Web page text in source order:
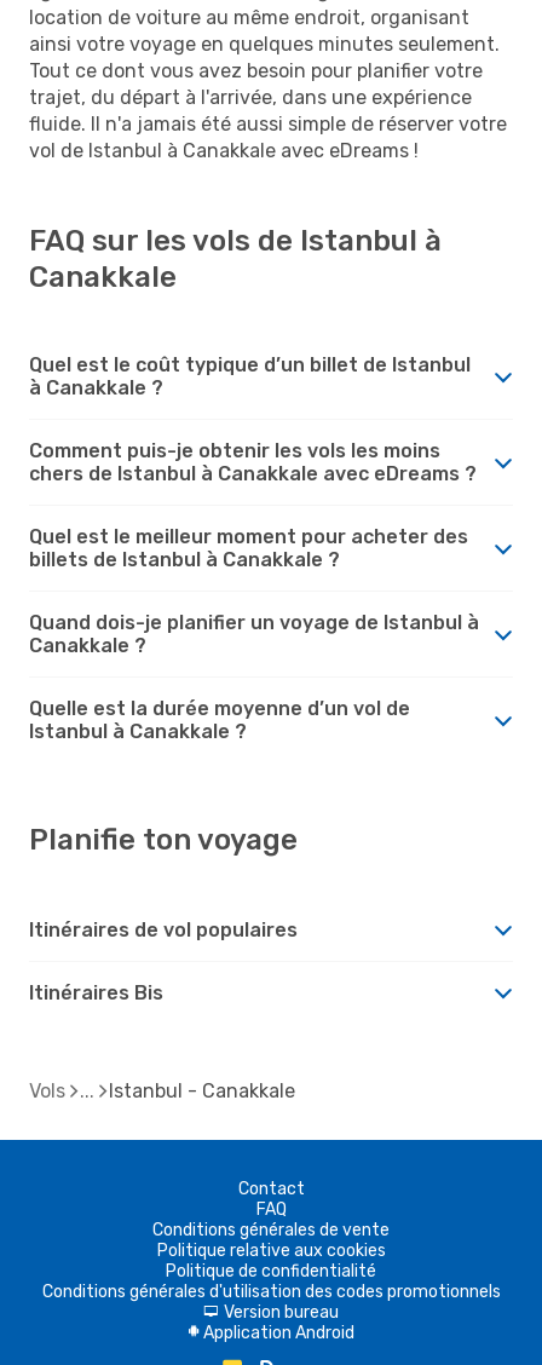
location de voiture au même endroit, organisant
ainsi votre voyage en quelques minutes seulement.
Tout ce dont vous avez besoin pour planifier votre
trajet, du départ à l'arrivée, dans une expérience
fluide. Il n'a jamais été aussi simple de réserver votre
vol de Istanbul à Canakkale avec eDreams !
FAQ sur les vols de Istanbul à
Canakkale
Quel est le coût typique d’un billet de Istanbul
à Canakkale ?
Comment puis-je obtenir les vols les moins
chers de Istanbul à Canakkale avec eDreams ?
Quel est le meilleur moment pour acheter des
billets de Istanbul à Canakkale ?
Quand dois-je planifier un voyage de Istanbul à
Canakkale ?
Quelle est la durée moyenne d’un vol de
Istanbul à Canakkale ?
Planifie ton voyage
Itinéraires de vol populaires
Itinéraires Bis
Vols Istanbul - Canakkale
Contact
FAQ
Conditions générales de vente
Politique relative aux cookies
Politique de confidentialité
Conditions générales d'utilisation des codes promotionnels
d Version bureau
A Application Android